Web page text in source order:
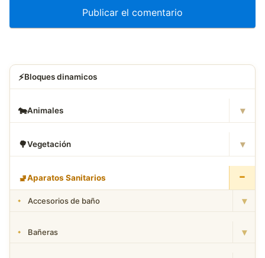
⚡Bloques dinamicos
🐄Animales ▾
🌳Vegetación ▾
🚽Aparatos Sanitarios −
Accesorios de baño ▾
Bañeras ▾